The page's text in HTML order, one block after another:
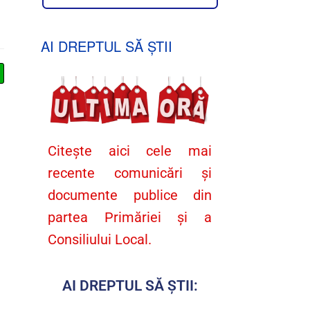
AI DREPTUL SĂ ȘTII
Citește aici cele mai
recente comunicări și
documente publice din
partea Primăriei și a
Consiliului Local.
AI DREPTUL SĂ ȘTII: